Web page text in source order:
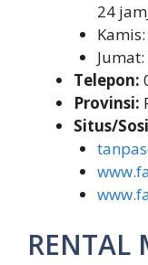
24
Telepon:
Provinsi:
Situs/
RENTAL